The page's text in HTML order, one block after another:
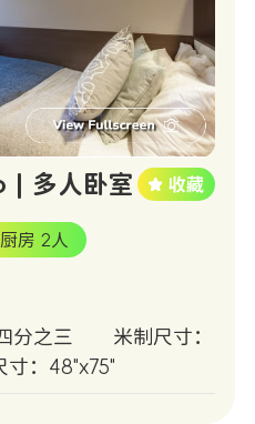
| 多人卧室
房 2人
分之三
米制尺寸：
寸：48"x75"